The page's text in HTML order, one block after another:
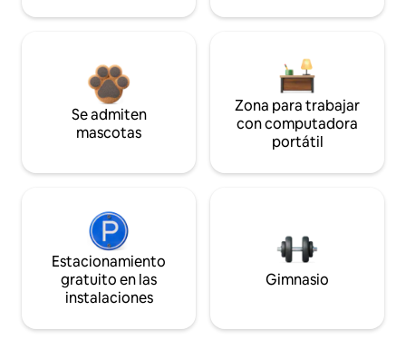
Se admiten
mascotas
Zona para trabajar
con computadora
portátil
Estacionamiento
gratuito en las
instalaciones
Gimnasio